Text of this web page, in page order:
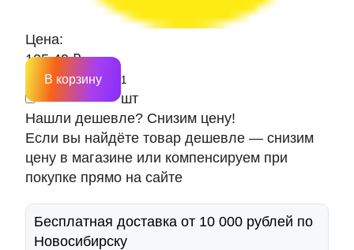
Цена:
125.49 ₽
шт
В корзину
Нашли дешевле? Снизим цену!
Если вы найдёте товар дешевле — снизим
цену в магазине или компенсируем при
покупке прямо на сайте
Бесплатная доставка от 10 000 рублей по
Новосибирску